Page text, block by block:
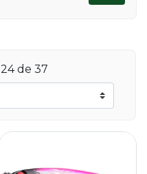
24de 37